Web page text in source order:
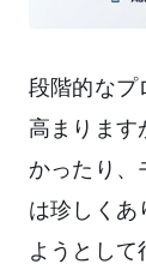
段階的なプ
高まります
かったり、
は珍しくあ
ようとして